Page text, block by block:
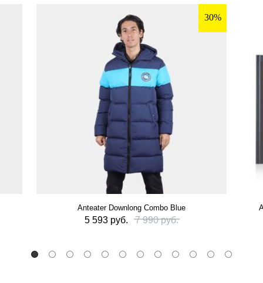
30%
Anteater Downlong Combo Blue
5 593 руб. 7 990 руб.